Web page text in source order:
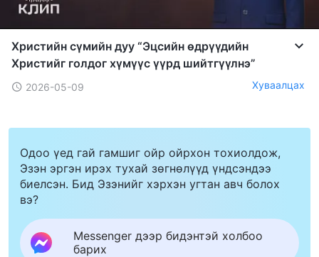
Христийн сүмийн дуу “Эцсийн өдрүүдийн
Христийг голдог хүмүүс үүрд шийтгүүлнэ”
2026-05-09 Хуваалцах
Одоо үед гай гамшиг ойр ойрхон тохиолдож,
Эзэн эргэн ирэх тухай зөгнөлүүд үндсэндээ
биелсэн. Бид Эзэнийг хэрхэн угтан авч болох
вэ?
Messenger дээр бидэнтэй холбоо
барих